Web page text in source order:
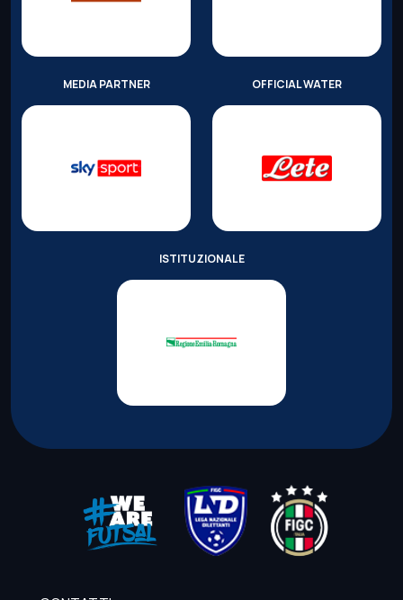
MEDIA PARTNER OFFICIAL WATER
ISTITUZIONALE